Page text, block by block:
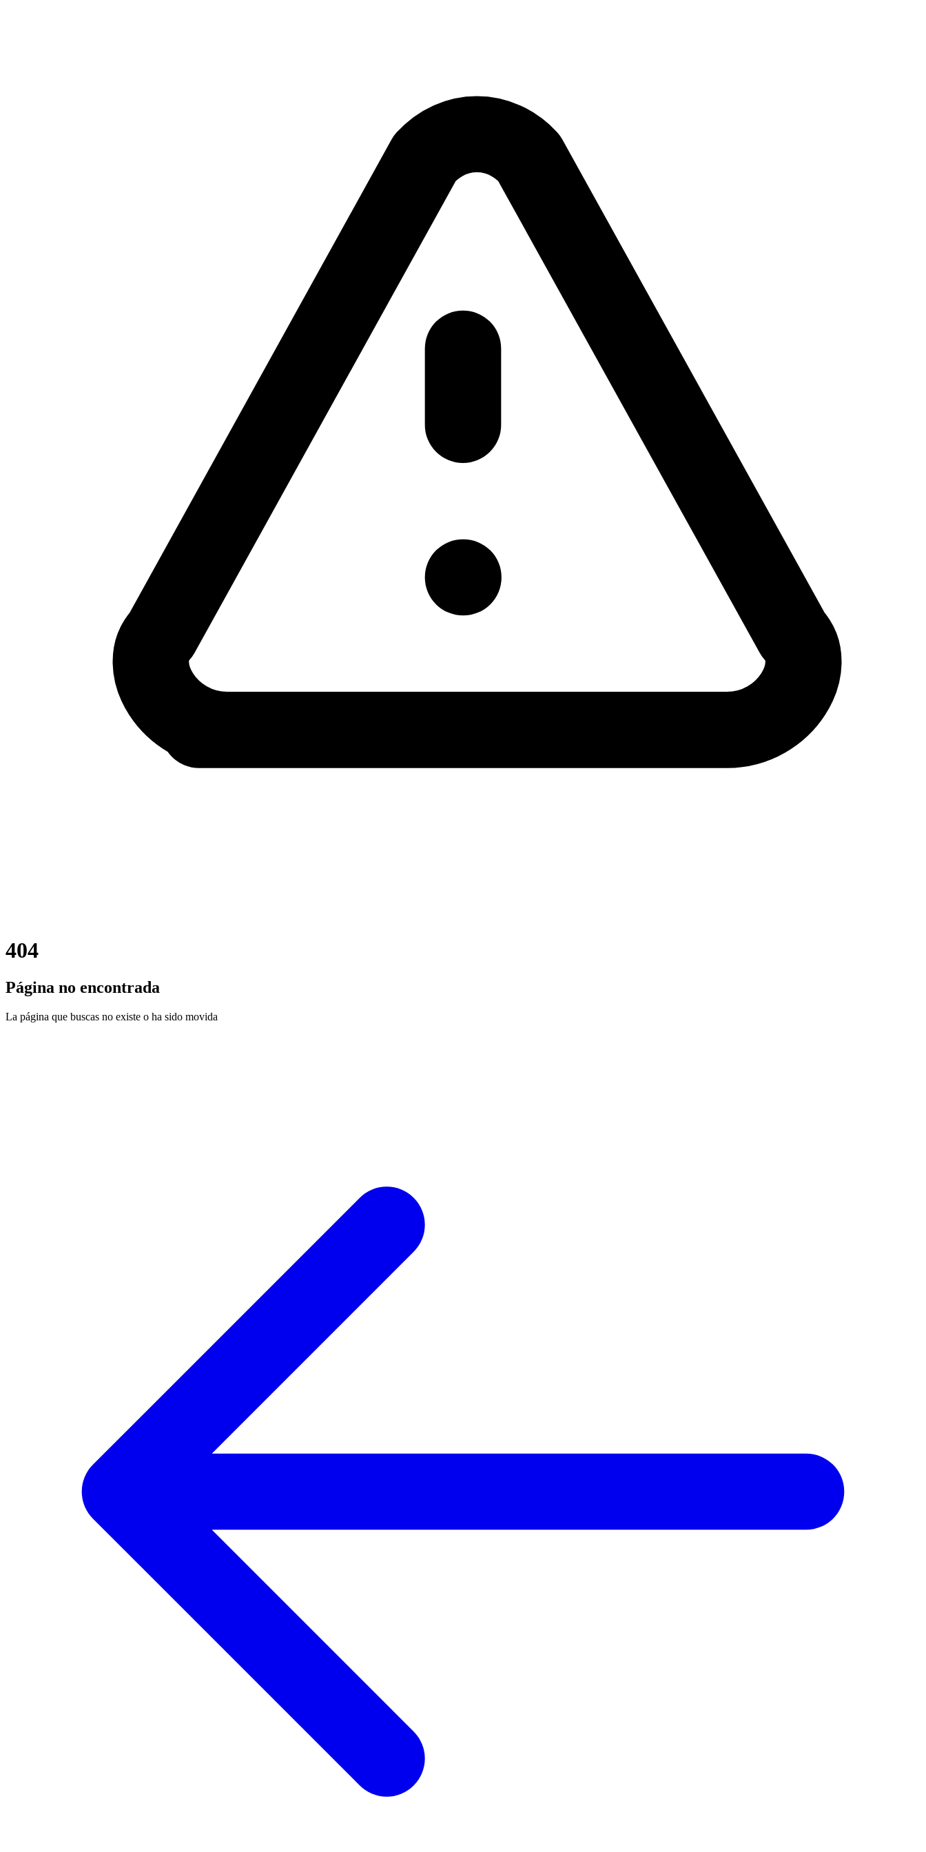
404
Página no encontrada
La página que buscas no existe o ha sido movida